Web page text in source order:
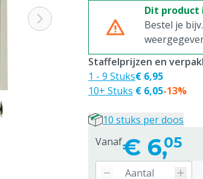
Dit product
Bestel je
Vanaf€ 6,05
Staffelprijzen en
1 - 9 Stuks
10+ Stuks
€ 6,95
€ 6,05-13%
10 stuks per doos